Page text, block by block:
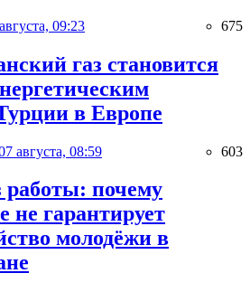
09:23 675
газ становится
в Европе
августа, 08:59 603
работы: почему
не гарантирует
молодёжи в